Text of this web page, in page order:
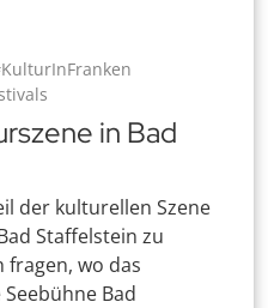
in Bad
der kulturellen Szene
Staffelstein zu
wo das
Bad